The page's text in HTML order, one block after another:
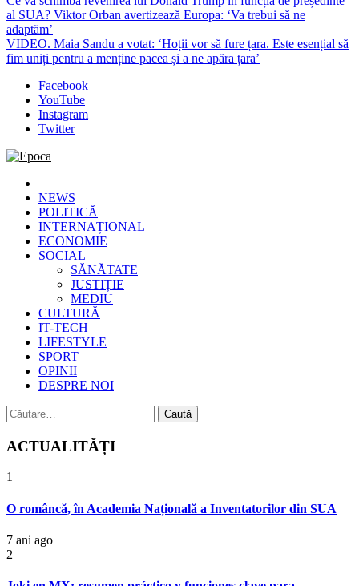
al SUA? Viktor Orban avertizează Europa: ‘Va trebui să ne
adaptăm’
VIDEO. Maia Sandu a votat: ‘Hoții vor să fure țara. Este esențial să
fim uniți pentru a menține pacea și a ne apăra țara’
Facebook
YouTube
Instagram
Twitter
Epoca
Cele mai noi știri online din România
NEWS
POLITICĂ
INTERNAȚIONAL
ECONOMIE
SOCIAL
SĂNĂTATE
JUSTIȚIE
MEDIU
CULTURĂ
IT-TECH
LIFESTYLE
SPORT
OPINII
DESPRE NOI
Caută
după:
ACTUALITĂȚI
1
O româncă, în Academia Națională a Inventatorilor din SUA
7 ani ago
2